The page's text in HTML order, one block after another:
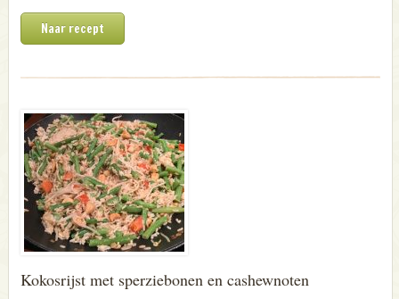
Naar recept
Kokosrijst met sperziebonen en cashewnoten